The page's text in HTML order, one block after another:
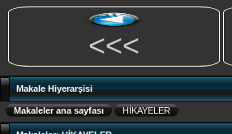
<<<
Makale Hiyerarşisi
Makaleler ana sayfası HİKAYELER